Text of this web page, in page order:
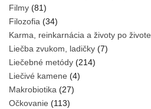
Filmy (81)
Filozofia (34)
Karma, reinkarnácia a životy po živote
Liečba zvukom, ladičky (7)
Liečebné metódy (214)
Liečivé kamene (4)
Makrobiotika (27)
Očkovanie (113)